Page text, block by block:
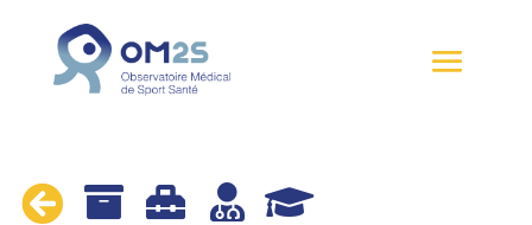
    